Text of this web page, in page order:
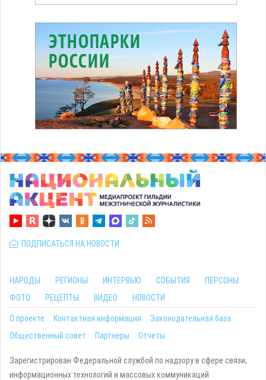
ПОДПИСАТЬСЯ НА НОВОСТИ
НАРОДЫ РЕГИОНЫ ИНТЕРВЬЮ СОБЫТИЯ
ПЕРСОНЫ
ФОТО
РЕЦЕПТЫ ВИДЕО НОВОСТИ
О проекте Контактная информация
Законодательная база
Общественный совет
Партнеры Отчеты
Зарегистрирован Федеральной службой по надзору в сфере связи,
информационных технологий и массовых коммуникаций